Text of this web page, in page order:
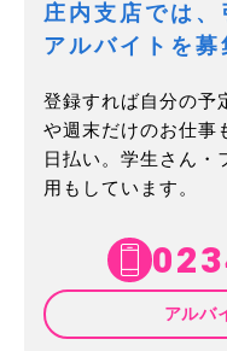
庄内支店では、
アルバイトを
登録すれば自分の予
や週末だけのお仕事
日払い。学生さん・
用もしています。
アルバ